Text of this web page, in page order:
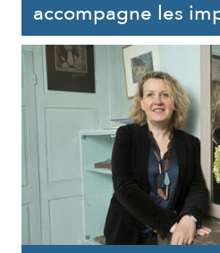
accompagne les